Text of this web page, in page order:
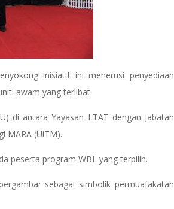
inisiatif ini menerusi penyediaan
awam yang terlibat.
di antara Yayasan LTAT dengan Jabatan
MARA (UiTM).
peserta program WBL yang terpilih.
sebagai simbolik permuafakatan